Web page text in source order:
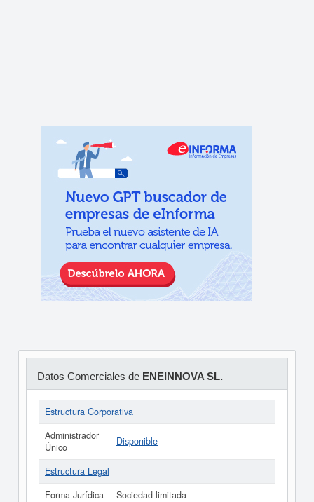
Datos Comerciales de ENEINNOVA SL.
Estructura Corporativa
Administrador
Único
Disponible
Estructura Legal
Forma Jurídica
Sociedad limitada